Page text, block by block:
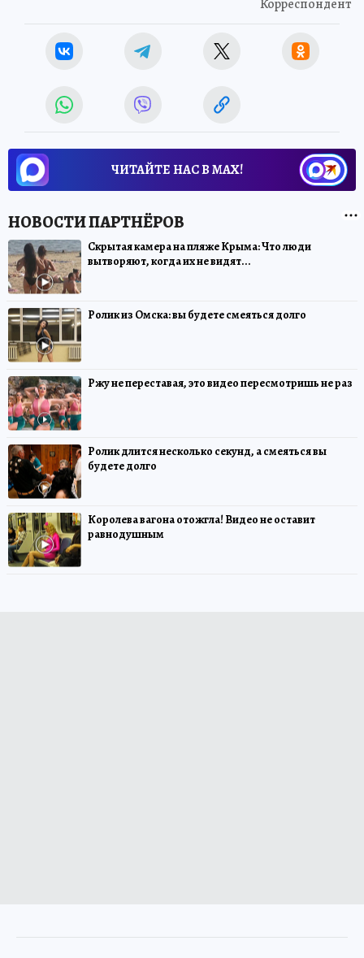
Корреспондент
ЧИТАЙТЕ НАС В МАХ!
Скрытая камера на пляже Крыма: Что люди
вытворяют, когда их не видят...
Ролик из Омска: вы будете смеяться долго
Ржу не переставая, это видео пересмотришь не раз
Ролик длится несколько секунд, а смеяться вы
будете долго
Королева вагона отожгла! Видео не оставит
равнодушным